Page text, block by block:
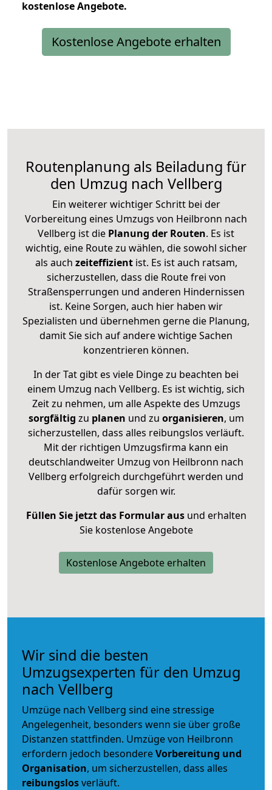
kostenloseAngebote.
Kostenlose Angebote erhalten
Routenplanung als Beiladung für
den Umzug nach Vellberg
Ein weiterer wichtiger Schritt bei der
Vorbereitung eines Umzugs von Heilbronn nach
Vellberg ist die Planung der Routen. Es ist
wichtig, eine Route zu wählen, die sowohl sicher
als auch zeiteffizientist. Es ist auch ratsam,
sicherzustellen, dass die Route frei von
Straßensperrungen und anderen Hindernissen
ist. Keine Sorgen, auch hier haben wir
Spezialisten und übernehmen gerne die Planung,
damit Sie sich auf andere wichtige Sachen
konzentrieren können.
In der Tat gibt es viele Dinge zu beachten bei
einem Umzug nach Vellberg. Es ist wichtig, sich
Zeit zu nehmen, um alle Aspekte des Umzugs
sorgfältig zu planen und zu organisieren, um
sicherzustellen, dass alles reibungslos verläuft.
Mit der richtigen Umzugsfirma kann ein
deutschlandweiter Umzug von Heilbronn nach
Vellberg erfolgreich durchgeführt werden und
dafür sorgen wir.
Füllen Sie jetzt das Formular ausund erhalten
Sie kostenlose Angebote
Kostenlose Angebote erhalten
Wir sind die besten
Umzugsexperten für den Umzug
nach Vellberg
Umzüge nach Vellberg sind eine stressige
Angelegenheit, besonders wenn sie über große
Distanzen stattfinden. Umzüge von Heilbronn
erfordern jedoch besondereVorbereitung und
Organisation, um sicherzustellen, dass alles
reibungslosverläuft.